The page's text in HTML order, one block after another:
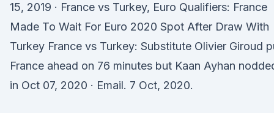
15, 2019 · France vs Turkey, Euro Qualifiers: France
Made To Wait For Euro 2020 Spot After Draw With
Turkey France vs Turkey: Substitute Olivier Giroud
France ahead on 76 minutes but Kaan Ayhan
in Oct 07, 2020 · Email. 7 Oct, 2020.